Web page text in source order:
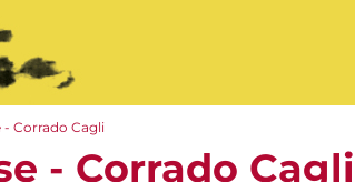
Corrado Cagli
- Corrado Cagli